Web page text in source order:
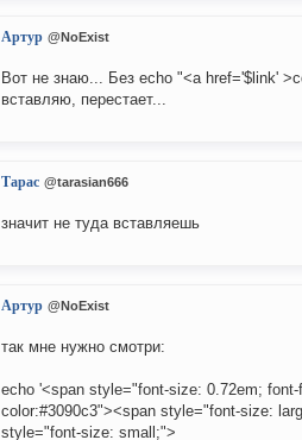
Артур @NoExist
Вот не знаю... Без echo "<a href='$link'
вставляю, перестает...
Тарас @tarasian666
значит не туда вставляешь
Артур @NoExist
так мне нужно смотри:
echo '<span style="font-size: 0.72em;
color:#3090c3"><span style="font-size:
style="font-size: small;">